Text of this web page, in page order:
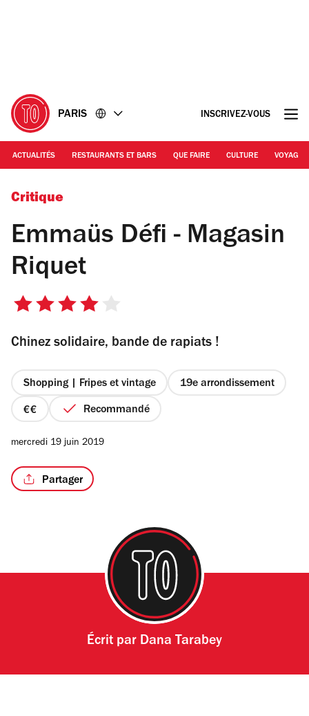
PARIS INSCRIVEZ-VOUS
ACTUALITÉS RESTAURANTS ET BARS QUE FAIRE CULTURE VOYAGE
Emmaüs
Critique
Emmaüs Défi - Magasin
Riquet
4
5
Chinez solidaire, bande de rapiats !
Shopping | Fripes et vintage 19e arrondissement
prix
4
Recommandé
mercredi 19 juin 2019
Partager
Écrit par Dana Tarabey